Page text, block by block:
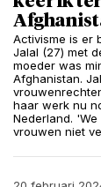
Activisme is er
Jalal (27) met
moeder was
Afghanistan.
haar werk nu
Nederland.
vrouwen niet